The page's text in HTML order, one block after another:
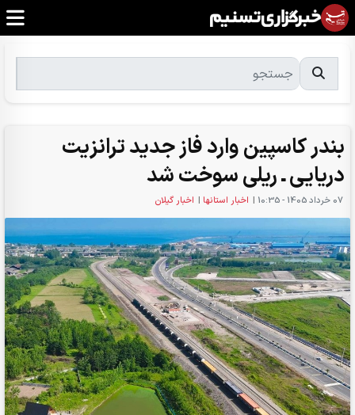
بندر کاسپین وارد فاز جدید ترانزیت
دریایی ـ ریلی سوخت شد
07 خرداد 1405 - 10:35 | اخبار استانها | اخبار گیلان